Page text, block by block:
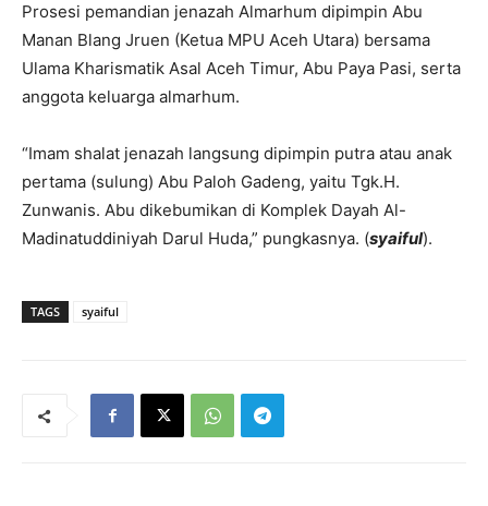
Prosesi pemandian jenazah Almarhum dipimpin Abu
Manan Blang Jruen (Ketua MPU Aceh Utara) bersama
Ulama Kharismatik Asal Aceh Timur, Abu Paya Pasi, serta
anggota keluarga almarhum.
“Imam shalat jenazah langsung dipimpin putra atau anak
pertama (sulung) Abu Paloh Gadeng, yaitu Tgk.H.
Zunwanis. Abu dikebumikan di Komplek Dayah Al-
Madinatuddiniyah Darul Huda,” pungkasnya. (syaiful).
TAGS syaiful